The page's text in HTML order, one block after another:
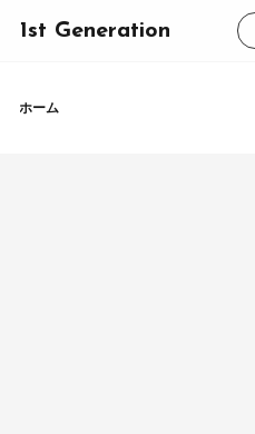
1st Generation
ホーム